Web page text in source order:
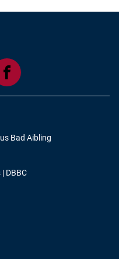
Bad Aibling
DBBC